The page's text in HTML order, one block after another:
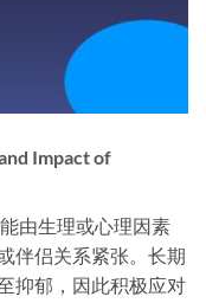
Impact of
能由生理或心理因素
伴侣关系紧张。长期
抑郁，因此积极应对